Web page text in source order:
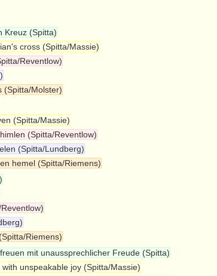
Kreuz (Spitta)
cross (Spitta/Massie)
Reventlow)
(Spitta/Molster)
(Spitta/Massie)
(Spitta/Reventlow)
(Spitta/Lundberg)
hemel (Spitta/Riemens)
Riemens)
mit unaussprechlicher Freude (Spitta)
unspeakable joy (Spitta/Massie)